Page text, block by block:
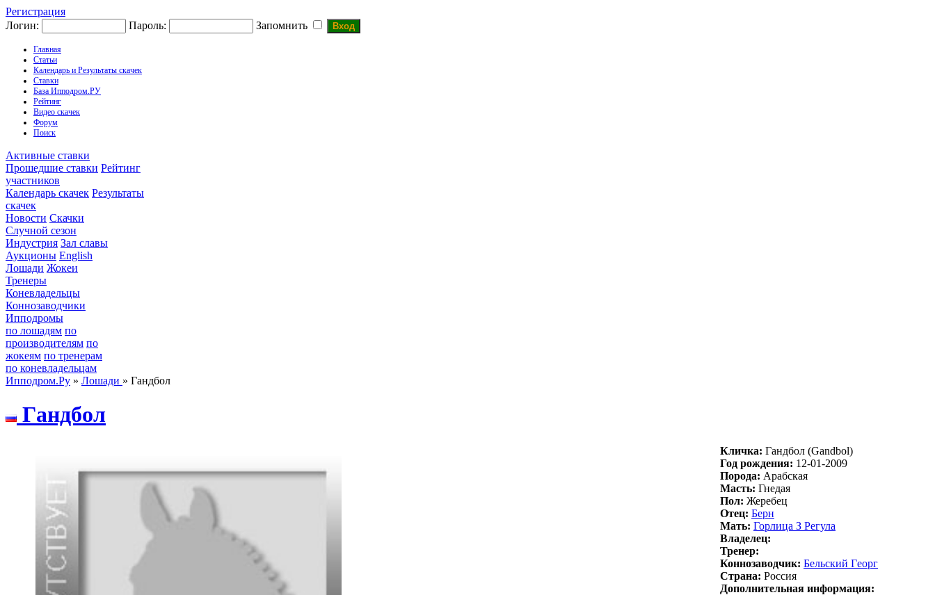
Регистрация
Логин:
Пароль: Запомнить
Главная
Статьи
Календарь и Результаты скачек
Ставки
База Ипподром.РУ
Рейтинг
Видео скачек
Форум
Поиск
Активные ставки
Прошедшие ставки Рейтинг
участников
Календарь скачек Результаты
скачек
Новости Скачки
Случной сезон
Индустрия Зал славы
Аукционы English
Лошади Жокеи
Тренеры
Коневладельцы
Коннозаводчики
Ипподромы
по лошадям по
производителям по
жокеям по тренерам
по коневладельцам
Ипподром.Ру » Лошади » Гандбол
Гaндбол
Кличка: Гaндбол (Gandbol)
Год рождения: 12-01-2009
Порода: Арабская
Масть: Гнедая
Пол: Жеребец
Отец: Берн
Мать: Гоpлицa З Pегулa
Владелец:
Тренер:
Коннозаводчик: Бeльcкий Гeоpг
Страна: Россия
Дополнительная информация: